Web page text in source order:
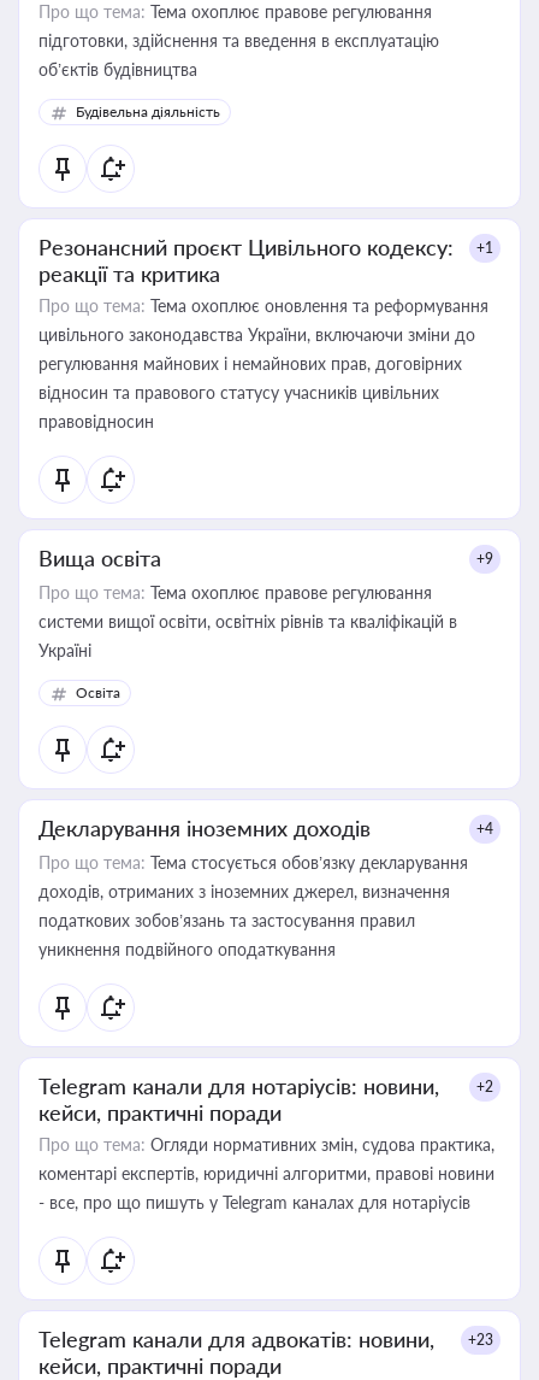
Про що тема: Тема охоплює правове регулювання
підготовки, здійснення та введення в експлуатацію
об’єктів будівництва
Будівельна діяльність
Резонансний проєкт Цивільного кодексу:
реакції та критика
+1
Про що тема: Тема охоплює оновлення та реформування
цивільного законодавства України, включаючи зміни до
регулювання майнових і немайнових прав, договірних
відносин та правового статусу учасників цивільних
правовідносин
Вища освіта +9
Про що тема: Тема охоплює правове регулювання
системи вищої освіти, освітніх рівнів та кваліфікацій в
Україні
Освіта
Декларування іноземних доходів +4
Про що тема: Тема стосується обов’язку декларування
доходів, отриманих з іноземних джерел, визначення
податкових зобов’язань та застосування правил
уникнення подвійного оподаткування
Telegram канали для нотаріусів: новини,
кейси, практичні поради
+2
Про що тема: Огляди нормативних змін, судова практика,
коментарі експертів, юридичні алгоритми, правові новини
- все, про що пишуть у Telegram каналах для нотаріусів
Telegram канали для адвокатів: новини,
кейси, практичні поради
+23